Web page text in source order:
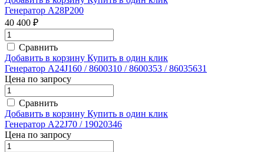
Генератор A28P200
40 400 ₽
Сравнить
Добавить в корзину Купить в один клик
Генератор A24J160 / 8600310 / 8600353 / 86035631
Цена по запросу
Сравнить
Добавить в корзину Купить в один клик
Генератор A22J70 / 19020346
Цена по запросу